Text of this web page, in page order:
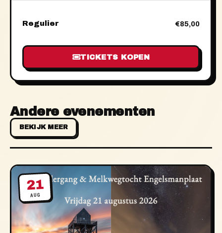
Regulier €85,00
TICKETS KOPEN
Andere evenementen
BEKIJK MEER
21
AUG